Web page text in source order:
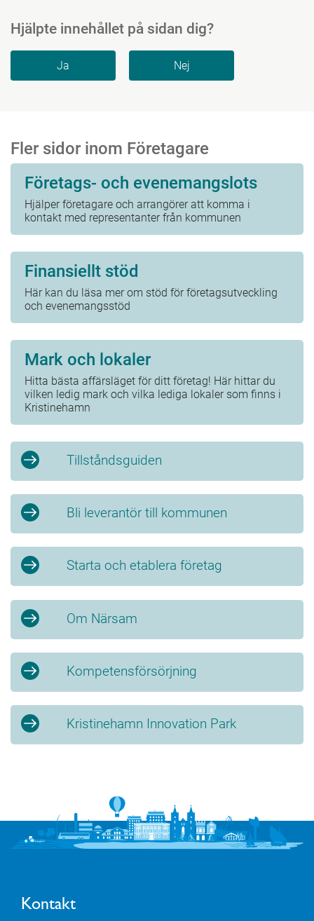
Hjälpte innehållet på sidan dig?
Fler sidor inom Företagare
Företags- och evenemangslots
Hjälper företagare och arrangörer att komma i
kontakt med representanter från kommunen
Finansiellt stöd
Här kan du läsa mer om stöd för företagsutveckling
och evenemangsstöd
Mark och lokaler
Hitta bästa affärsläget för ditt företag! Här hittar du
vilken ledig mark och vilka lediga lokaler som finns i
Kristinehamn
Tillståndsguiden
Bli leverantör till kommunen
Starta och etablera företag
Om Närsam
Kompetensförsörjning
Kristinehamn Innovation Park
Kontakt